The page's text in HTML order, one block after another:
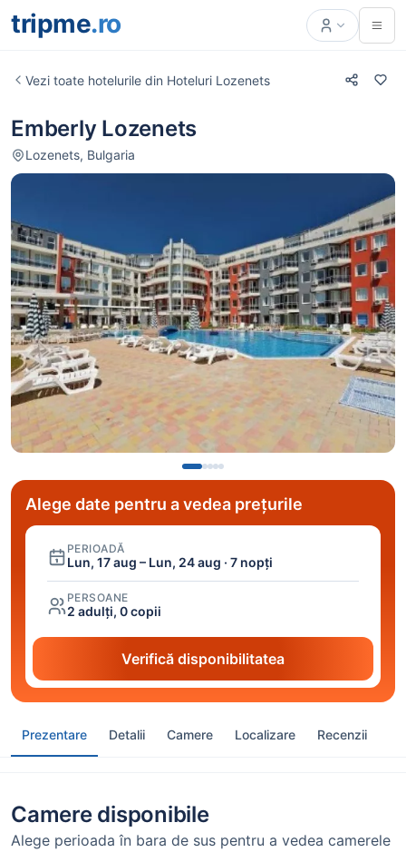
tripme.ro
Alege date pentru a vedea prețurile
PERIOADĂ
Lun, 17 aug – Lun, 24 aug · 7 nopți
PERSOANE
2 adulți, 0 copii
Verifică disponibilitatea
Vezi toate hotelurile din Hoteluri Lozenets
Prezentare Detalii Camere Localizare Recenzii
Emberly Lozenets
Lozenets, Bulgaria
Camere disponibile
Alege perioada în bara de sus pentru a vedea camerele